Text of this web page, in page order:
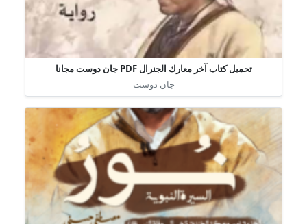
تحميل كتاب آخر معارك الجنرال PDF جان دوست مجانا
جان دوست